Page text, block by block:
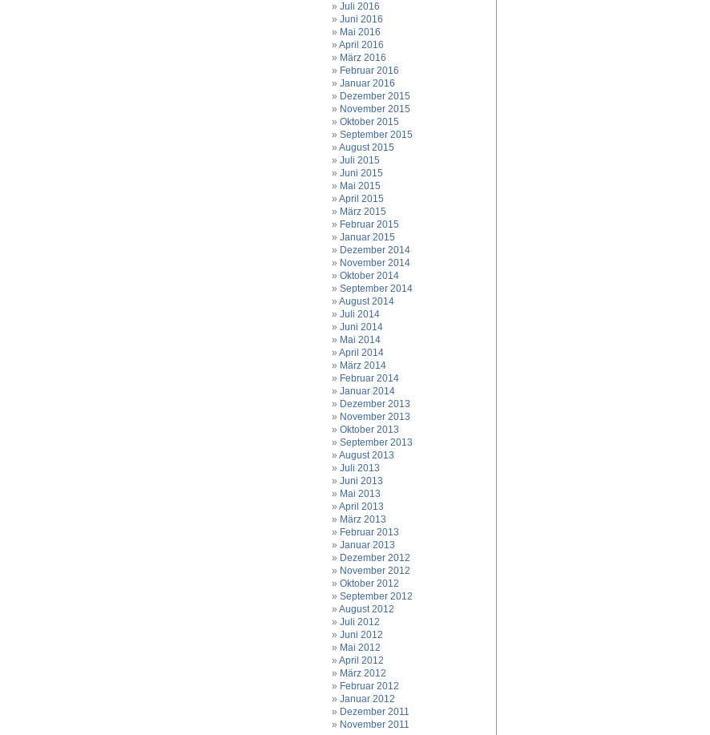
Juli 2016
Juni 2016
Mai 2016
April 2016
März 2016
Februar 2016
Januar 2016
Dezember 2015
November 2015
Oktober 2015
September 2015
August 2015
Juli 2015
Juni 2015
Mai 2015
April 2015
März 2015
Februar 2015
Januar 2015
Dezember 2014
November 2014
Oktober 2014
September 2014
August 2014
Juli 2014
Juni 2014
Mai 2014
April 2014
März 2014
Februar 2014
Januar 2014
Dezember 2013
November 2013
Oktober 2013
September 2013
August 2013
Juli 2013
Juni 2013
Mai 2013
April 2013
März 2013
Februar 2013
Januar 2013
Dezember 2012
November 2012
Oktober 2012
September 2012
August 2012
Juli 2012
Juni 2012
Mai 2012
April 2012
März 2012
Februar 2012
Januar 2012
Dezember 2011
November 2011